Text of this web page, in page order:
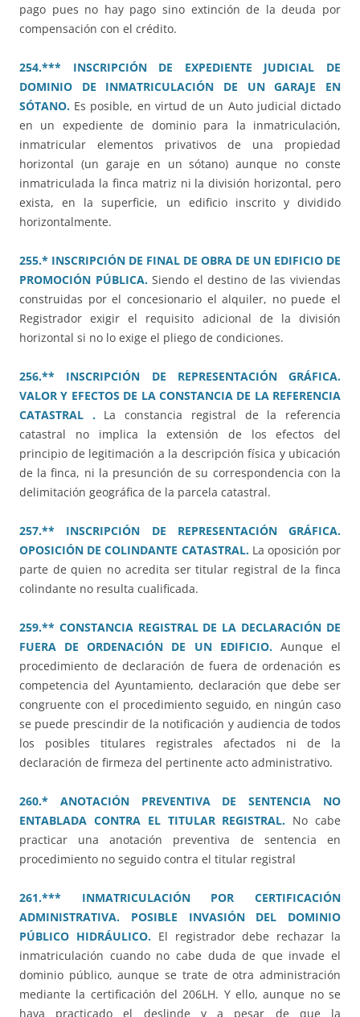
pago pues no hay pago sino extinción de la deuda por
compensación con el crédito.
254.*** INSCRIPCIÓN DE EXPEDIENTE JUDICIAL DE
DOMINIO DE INMATRICULACIÓN DE UN GARAJE EN
SÓTANO. Es posible, en virtud de un Auto judicial dictado
en un expediente de dominio para la inmatriculación,
inmatricular elementos privativos de una propiedad
horizontal (un garaje en un sótano) aunque no conste
inmatriculada la finca matriz ni la división horizontal, pero
exista, en la superficie, un edificio inscrito y dividido
horizontalmente.
255.* INSCRIPCIÓN DE FINAL DE OBRA DE UN EDIFICIO DE
PROMOCIÓN PÚBLICA. Siendo el destino de las viviendas
construidas por el concesionario el alquiler, no puede el
Registrador exigir el requisito adicional de la división
horizontal si no lo exige el pliego de condiciones.
256.** INSCRIPCIÓN DE REPRESENTACIÓN GRÁFICA.
VALOR Y EFECTOS DE LA CONSTANCIA DE LA REFERENCIA
CATASTRAL . La constancia registral de la referencia
catastral no implica la extensión de los efectos del
principio de legitimación a la descripción física y ubicación
de la finca, ni la presunción de su correspondencia con la
delimitación geográfica de la parcela catastral.
257.** INSCRIPCIÓN DE REPRESENTACIÓN GRÁFICA.
OPOSICIÓN DE COLINDANTE CATASTRAL. La oposición por
parte de quien no acredita ser titular registral de la finca
colindante no resulta cualificada.
259.** CONSTANCIA REGISTRAL DE LA DECLARACIÓN DE
FUERA DE ORDENACIÓN DE UN EDIFICIO. Aunque el
procedimiento de declaración de fuera de ordenación es
competencia del Ayuntamiento, declaración que debe ser
congruente con el procedimiento seguido, en ningún caso
se puede prescindir de la notificación y audiencia de todos
los posibles titulares registrales afectados ni de la
declaración de firmeza del pertinente acto administrativo.
260.* ANOTACIÓN PREVENTIVA DE SENTENCIA NO
ENTABLADA CONTRA EL TITULAR REGISTRAL. No cabe
practicar una anotación preventiva de sentencia en
procedimiento no seguido contra el titular registral
261.*** INMATRICULACIÓN POR CERTIFICACIÓN
ADMINISTRATIVA. POSIBLE INVASIÓN DEL DOMINIO
PÚBLICO HIDRÁULICO. El registrador debe rechazar la
inmatriculación cuando no cabe duda de que invade el
dominio público, aunque se trate de otra administración
mediante la certificación del 206LH. Y ello, aunque no se
haya practicado el deslinde y a pesar de que la